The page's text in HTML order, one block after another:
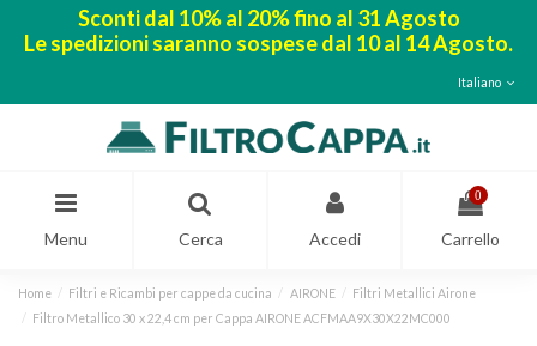
Sconti dal 10% al 20% fino al 31 Agosto
Le spedizioni saranno sospese dal 10 al 14 Agosto.
Italiano
Menu Cerca Accedi
0
Carrello
Home Filtri e Ricambi per cappe da cucina AIRONE
Filtri Metallici Airone
Filtro Metallico 30 x 22,4 cm per Cappa AIRONE ACFMAA9X30X22MC000